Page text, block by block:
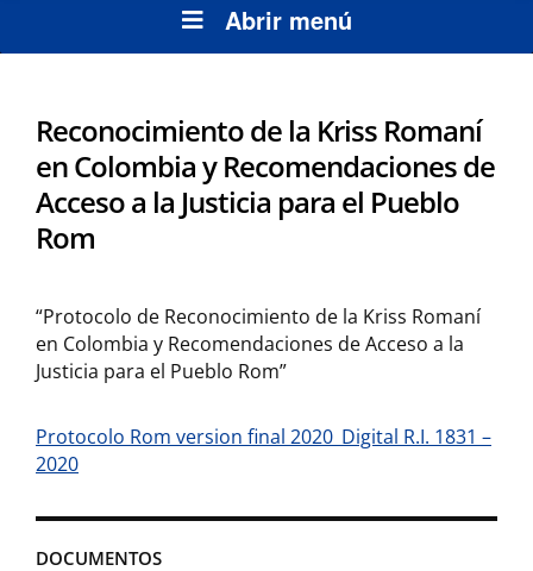
Abrir menú
DOCUMENTOS
Reconocimiento de la Kriss Romaní
en Colombia y Recomendaciones de
Acceso a la Justicia para el Pueblo
Rom
“Protocolo de Reconocimiento de la Kriss Romaní
en Colombia y Recomendaciones de Acceso a la
Justicia para el Pueblo Rom”
Protocolo Rom version final 2020_Digital R.I. 1831 –
2020